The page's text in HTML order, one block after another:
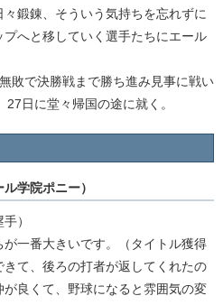
鍛錬、そういう気持ちを忘れずに
へと移していく選手たちにエール
敗で決勝戦まで勝ち進み見事に戦い
日に堂々帰国の途に就く。
学院ポニー）
）
が一番大きいです。（タイトル獲得
て、後ろの打者が返してくれたの
良くて、野球になると雰囲気の変